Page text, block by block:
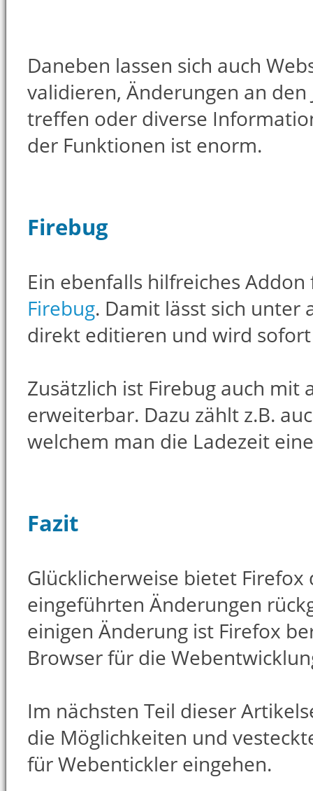
Daneben lassen sich auch
validieren, Änderungen an den
treffen oder diverse
der Funktionen ist enorm.
Firebug
Ein ebenfalls hilfreiches
Firebug. Damit lässt sich unter
direkt editieren und wird
Zusätzlich ist Firebug auch mit
erweiterbar. Dazu zählt z.B.
welchem man die Ladezeit
Fazit
Glücklicherweise bietet
eingeführten Änderungen
einigen Änderung ist Firefox
Browser für die
Im nächsten Teil dieser
die Möglichkeiten und
für Webentickler eingehen.